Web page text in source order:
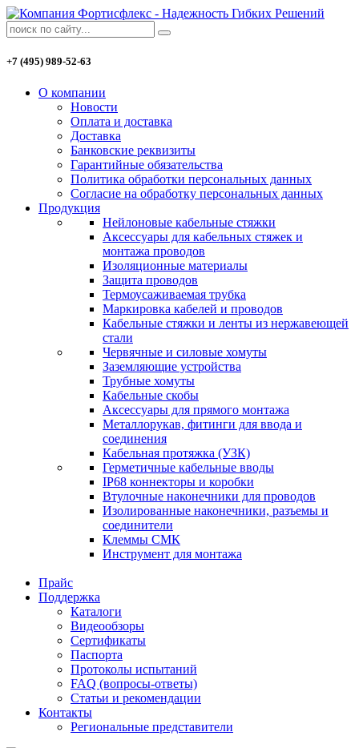
+7 (495) 989-52-63
О компании
Новости
Оплата и доставка
Доставка
Банковские реквизиты
Гарантийные обязательства
Политика обработки персональных данных
Согласие на обработку персональных данных
Продукция
Нейлоновые кабельные стяжки
Аксессуары для кабельных стяжек и
монтажа проводов
Изоляционные материалы
Защита проводов
Термоусаживаемая трубка
Маркировка кабелей и проводов
Кабельные стяжки и ленты из нержавеющей
стали
Червячные и силовые хомуты
Заземляющие устройства
Трубные хомуты
Кабельные скобы
Аксессуары для прямого монтажа
Металлорукав, фитинги для ввода и
соединения
Кабельная протяжка (УЗК)
Герметичные кабельные вводы
IP68 коннекторы и коробки
Втулочные наконечники для проводов
Изолированные наконечники, разъемы и
соединители
Клеммы СМК
Инструмент для монтажа
Прайс
Поддержка
Каталоги
Видеообзоры
Сертификаты
Паспорта
Протоколы испытаний
FAQ (вопросы-ответы)
Статьи и рекомендации
Контакты
Региональные представители